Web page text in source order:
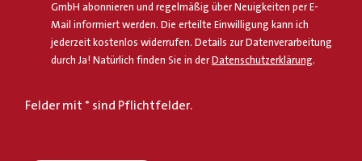
GmbH abonnieren und regelmäßig über Neuigkeiten per E-
Mail informiert werden. Die erteilte Einwilligung kann ich
jederzeit kostenlos widerrufen. Details zur Datenverarbeitung
durch Ja! Natürlich finden Sie in derDatenschutzerklärung.
Felder mit * sind Pflichtfelder.